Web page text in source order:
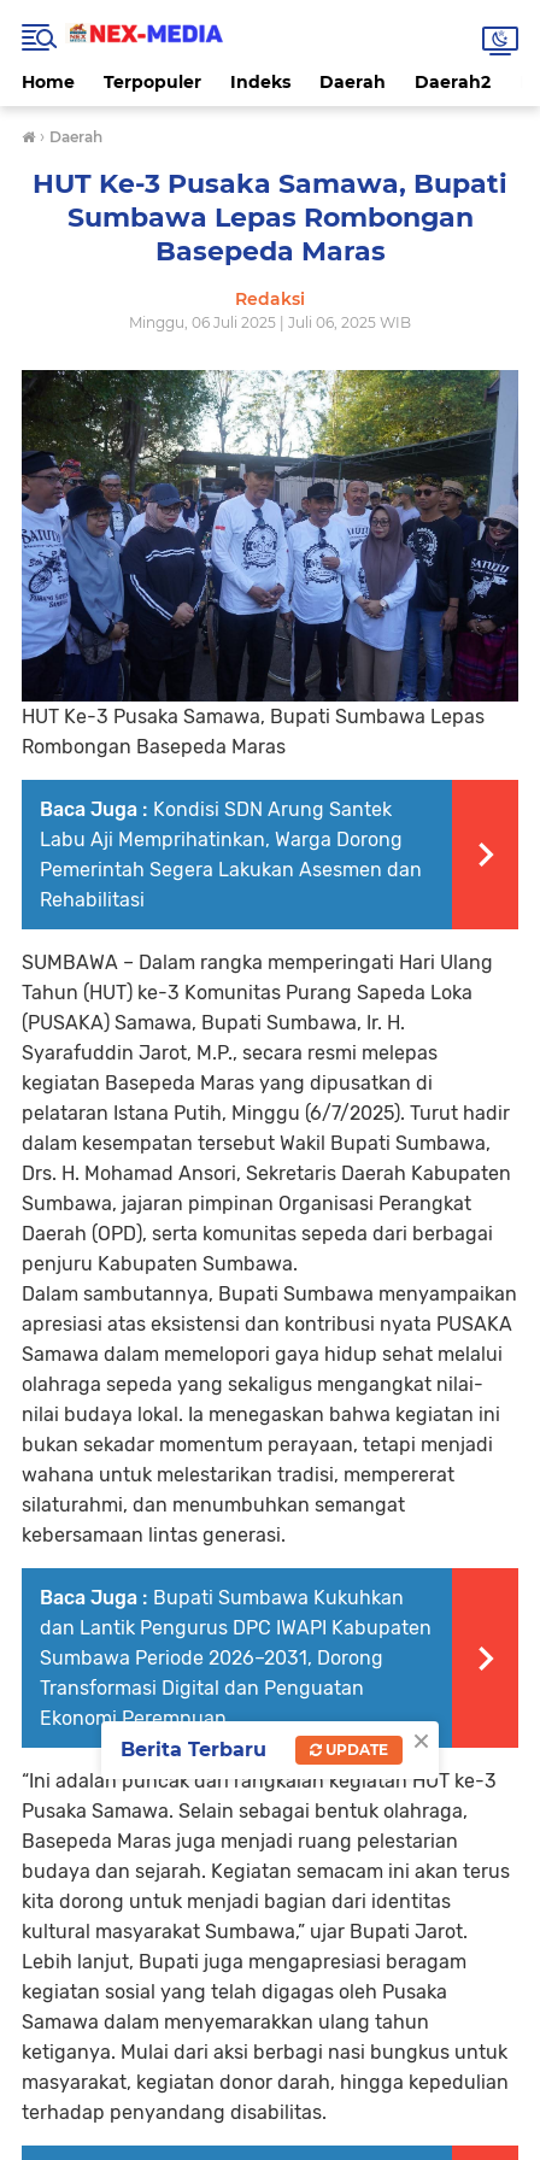
Home Terpopuler Indeks Daerah Daerah2
› Daerah
HUT Ke-3 Pusaka Samawa, Bupati
Sumbawa Lepas Rombongan
Basepeda Maras
Redaksi
Minggu, 06 Juli 2025 | Juli 06, 2025 WIB
HUT Ke-3 Pusaka Samawa, Bupati Sumbawa Lepas
Rombongan Basepeda Maras
Baca Juga : Kondisi SDN Arung Santek
Labu Aji Memprihatinkan, Warga Dorong
Pemerintah Segera Lakukan Asesmen dan
Rehabilitasi
SUMBAWA – Dalam rangka memperingati Hari Ulang
Tahun (HUT) ke-3 Komunitas Purang Sapeda Loka
(PUSAKA) Samawa, Bupati Sumbawa, Ir. H.
Syarafuddin Jarot, M.P., secara resmi melepas
kegiatan Basepeda Maras yang dipusatkan di
pelataran Istana Putih, Minggu (6/7/2025). Turut hadir
dalam kesempatan tersebut Wakil Bupati Sumbawa,
Drs. H. Mohamad Ansori, Sekretaris Daerah Kabupaten
Sumbawa, jajaran pimpinan Organisasi Perangkat
Daerah (OPD), serta komunitas sepeda dari berbagai
penjuru Kabupaten Sumbawa.
Dalam sambutannya, Bupati Sumbawa menyampaikan
apresiasi atas eksistensi dan kontribusi nyata PUSAKA
Samawa dalam memelopori gaya hidup sehat melalui
olahraga sepeda yang sekaligus mengangkat nilai-
nilai budaya lokal. Ia menegaskan bahwa kegiatan ini
bukan sekadar momentum perayaan, tetapi menjadi
wahana untuk melestarikan tradisi, mempererat
silaturahmi, dan menumbuhkan semangat
kebersamaan lintas generasi.
Baca Juga : Bupati Sumbawa Kukuhkan
dan Lantik Pengurus DPC IWAPI Kabupaten
Sumbawa Periode 2026–2031, Dorong
Transformasi Digital dan Penguatan
Ekonomi Perempuan
“Ini adalah puncak dari rangkaian kegiatan HUT ke-3
Pusaka Samawa. Selain sebagai bentuk olahraga,
Basepeda Maras juga menjadi ruang pelestarian
budaya dan sejarah. Kegiatan semacam ini akan terus
kita dorong untuk menjadi bagian dari identitas
kultural masyarakat Sumbawa,” ujar Bupati Jarot.
Lebih lanjut, Bupati juga mengapresiasi beragam
kegiatan sosial yang telah digagas oleh Pusaka
Samawa dalam menyemarakkan ulang tahun
ketiganya. Mulai dari aksi berbagi nasi bungkus untuk
masyarakat, kegiatan donor darah, hingga kepedulian
terhadap penyandang disabilitas.
×
Berita Terbaru UPDATE